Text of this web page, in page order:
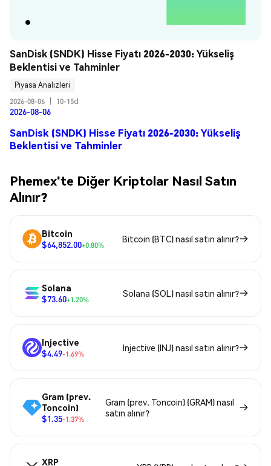
SanDisk (SNDK) Hisse Fiyatı 2026-2030: Yükseliş
Beklentisi ve Tahminler
Piyasa Analizleri
2026-08-06
10-15d
2026-08-06
SanDisk (SNDK) Hisse Fiyatı 2026-2030: Yükseliş
Beklentisi ve Tahminler
Phemex'te Diğer Kriptolar Nasıl Satın
Alınır?
Bitcoin
$64,852.00+0.80%
Bitcoin (BTC) nasıl satın alınır?
Solana
$73.60+1.20%
Solana (SOL) nasıl satın alınır?
Injective
$4.49-1.69%
Injective (INJ) nasıl satın alınır?
Gram (prev.
Toncoin)
$1.35-1.37%
Gram (prev. Toncoin) (GRAM) nasıl
satın alınır?
XRP